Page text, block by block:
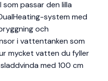
passar den lilla
system med
och
i vattentanken som
mycket vatten du fyller
med 100 cm